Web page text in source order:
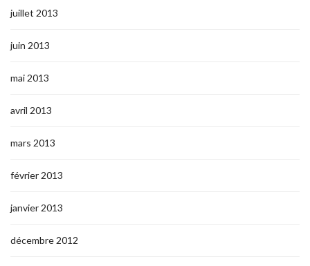
juillet 2013
juin 2013
mai 2013
avril 2013
mars 2013
février 2013
janvier 2013
décembre 2012